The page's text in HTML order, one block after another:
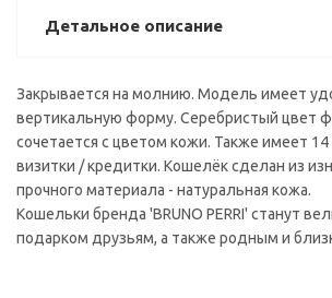
Детальное описание
Закрывается на молнию. Модель имеет
вертикальную форму. Серебристый цвет
сочетается с цветом кожи. Также имеет
визитки / кредитки. Кошелёк сделан из
прочного материала - натуральная кожа.
Кошельки бренда 'BRUNO PERRI' станут
подарком друзьям, а также родным и